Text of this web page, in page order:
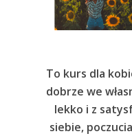
To kurs dla
dobrze we
lekko i z
siebie,